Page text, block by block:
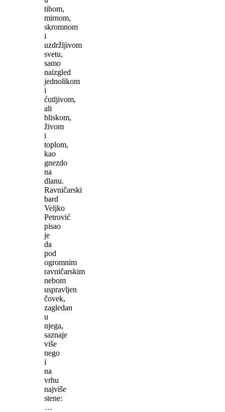
tihom,
mirnom,
skromnom
i
uzdržljivom
svetu,
samo
naizgled
jednolikom
i
ćutljivom,
ali
bliskom,
živom
i
toplom,
kao
gnezdo
na
dlanu.
Ravničarski
bard
Veljko
Petrović
pisao
je
da
pod
ogromnim
ravničarskim
nebom
uspravljen
čovek,
zagledan
u
njega,
saznaje
više
nego
i
na
vrhu
najviše
stene:
…